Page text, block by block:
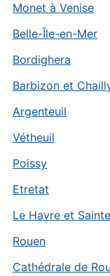
Monet à Venise
Belle-Île-en-Mer
Bordighera
Barbizon et
Argenteuil
Vétheuil
Poissy
Etretat
Le Havre et
Rouen
Cathédrale de